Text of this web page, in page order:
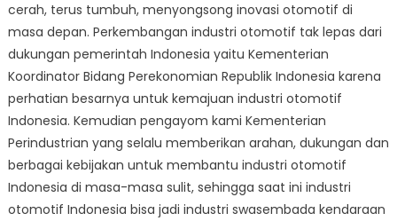
cerah, terus tumbuh, menyongsong inovasi otomotif di
masa depan. Perkembangan industri otomotif tak lepas dari
dukungan pemerintah Indonesia yaitu Kementerian
Koordinator Bidang Perekonomian Republik Indonesia karena
perhatian besarnya untuk kemajuan industri otomotif
Indonesia. Kemudian pengayom kami Kementerian
Perindustrian yang selalu memberikan arahan, dukungan dan
berbagai kebijakan untuk membantu industri otomotif
Indonesia di masa-masa sulit, sehingga saat ini industri
otomotif Indonesia bisa jadi industri swasembada kendaraan